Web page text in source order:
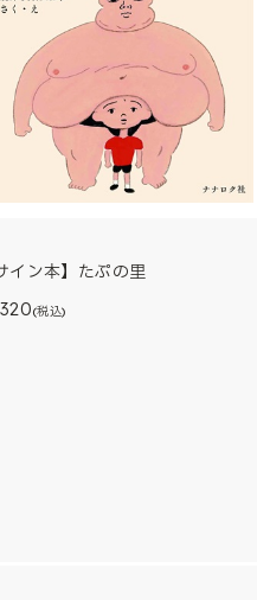
イン本】たぷの里
(税込)